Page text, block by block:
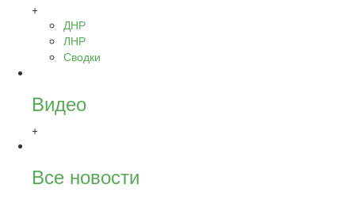
+
ДНР
ЛНР
Сводки
Видео
+
Все новости